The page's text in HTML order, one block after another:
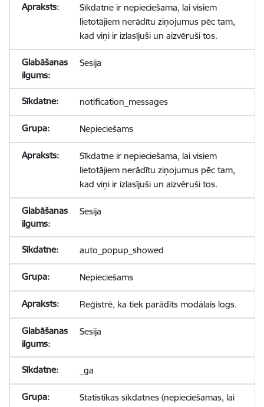
Sīkdatne ir nepieciešama, lai visiem
lietotājiem nerādītu ziņojumus pēc tam,
kad viņi ir izlasījuši un aizvēruši tos.
Sesija
notification_messages
Nepieciešams
Sīkdatne ir nepieciešama, lai visiem
lietotājiem nerādītu ziņojumus pēc tam,
kad viņi ir izlasījuši un aizvēruši tos.
Sesija
auto_popup_showed
Nepieciešams
Reģistrē, ka tiek parādīts modālais logs.
Sesija
_ga
Statistikas sīkdatnes (nepieciešamas, lai